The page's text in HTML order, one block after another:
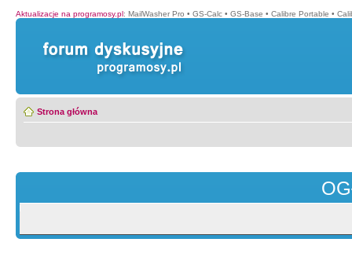
Aktualizacje na programosy.pl: MailWasher Pro • GS-Calc • GS-Base • Calibre Portable •
Strona główna